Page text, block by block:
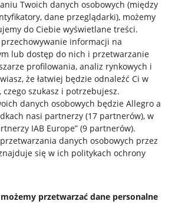
Twoich danych osobowych (między
dane przeglądarki), możemy
do Ciebie wyświetlane treści.
informacji na
lub dostęp do nich i przetwarzanie
profilowania, analiz rynkowych i
że łatwiej będzie odnaleźć Ci w
czego szukasz i potrzebujesz.
danych osobowych będzie Allegro a
nasi partnerzy (17 partnerów), w
IAB Europe” (9 partnerów).
danych osobowych przez
się w ich politykach ochrony
przetwarzać dane personalne